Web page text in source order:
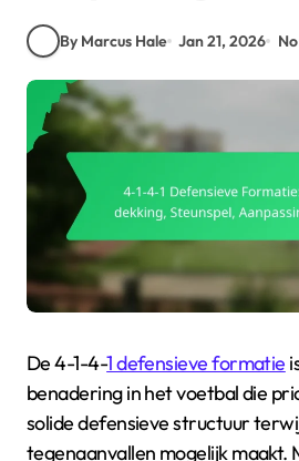
By Marcus Hale Jan 21, 2026
De 4-1-4-1 defensieve formatie
benadering in het voetbal die
solide defensieve structuur
tegenaanvallen mogelijk maakt.